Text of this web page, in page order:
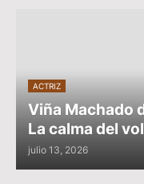
ACTRIZ
Viña Machado
La calma del
julio 13, 2026